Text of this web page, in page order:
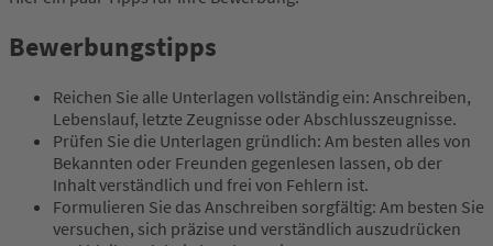
Bewerbungstipps
Reichen Sie alle Unterlagen vollständig ein: Anschreiben,
Lebenslauf, letzte Zeugnisse oder Abschlusszeugnisse.
Prüfen Sie die Unterlagen gründlich: Am besten alles von
Bekannten oder Freunden gegenlesen lassen, ob der
Inhalt verständlich und frei von Fehlern ist.
Formulieren Sie das Anschreiben sorgfältig: Am besten Sie
versuchen, sich präzise und verständlich auszudrücken